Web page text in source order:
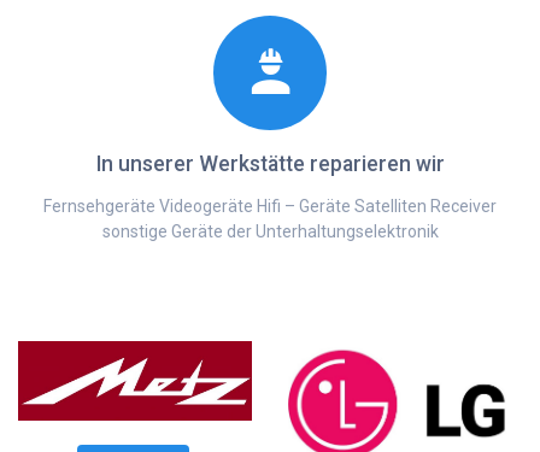
In unserer Werkstätte reparieren wir
Fernsehgeräte Videogeräte Hifi – Geräte Satelliten Receiver
sonstige Geräte der Unterhaltungselektronik